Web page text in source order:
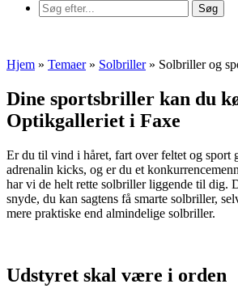
Hjem » Temaer» Solbriller» Solbriller og
Dine sportsbriller kan du
Optikgalleriet i Faxe
Er du til vind i håret, fart over feltet og sport
adrenalin kicks, og er du et
har vi de helt rette solbriller liggende til dig.
snyde, du kan sagtens få smarte solbriller,
mere praktiske end almindelige solbriller.
Udstyret skal være i orden